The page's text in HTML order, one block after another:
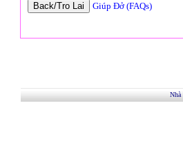
Giúp Đở (FAQs)
Nhà